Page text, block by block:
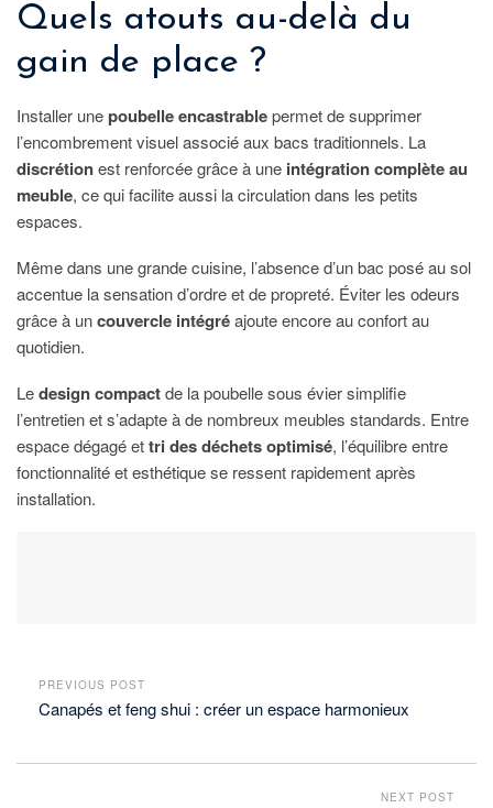
Quels atouts au-delà du
gain de place ?
Installer unepoubelle encastrablepermet de supprimer
l’encombrement visuel associé aux bacs traditionnels. La
discrétionest renforcée grâce à une intégration complète au
meuble, ce qui facilite aussi la circulation dans les petits
espaces.
Même dans une grande cuisine, l’absence d’un bac posé au sol
accentue la sensation d’ordre et de propreté. Éviter les odeurs
grâce à uncouvercle intégréajoute encore au confort au
quotidien.
Ledesign compactde la poubelle sous évier simplifie
l’entretien et s’adapte à de nombreux meubles standards. Entre
espace dégagé ettri des déchets optimisé, l’équilibre entre
fonctionnalité et esthétique se ressent rapidement après
installation.
PREVIOUS POST
Canapés et feng shui : créer un espace harmonieux
NEXT POST